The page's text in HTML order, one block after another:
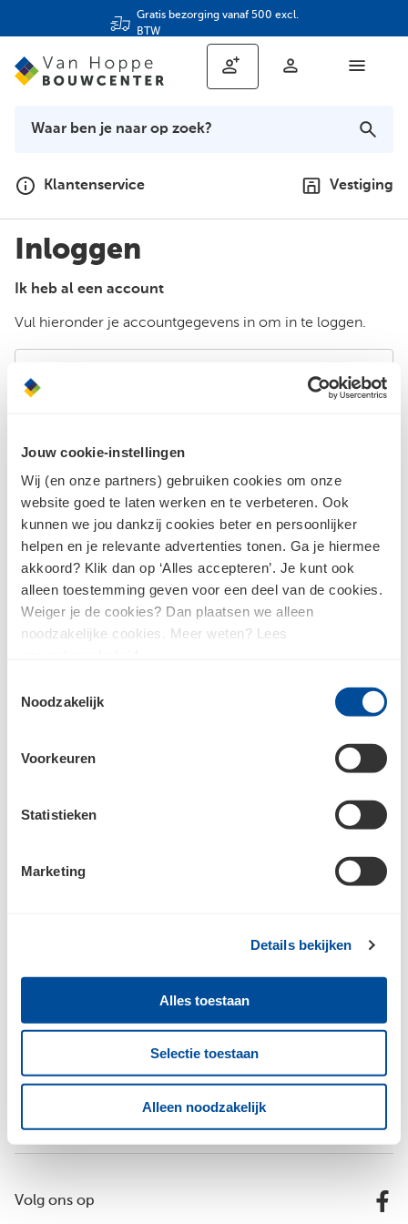
Jouw cookie-instellingen
Wij (en onze partners) gebruiken cookies om onze
website goed te laten werken en te verbeteren. Ook
kunnen we jou dankzij cookies beter en persoonlijker
helpen en je relevante advertenties tonen. Ga je hiermee
akkoord? Klik dan op ‘Alles accepteren’. Je kunt ook
alleen toestemming geven voor een deel van de cookies.
Weiger je de cookies? Dan plaatsen we alleen
noodzakelijke cookies. Meer weten? Lees
Noodzakelijk
Voorkeuren
Statistieken
Marketing
Details bekijken
Alles toestaan
Selectie toestaan
Alleen noodzakelijk
Gratis bezorging vanaf 500 excl.
BTW
Klantenservice Vestiging
Inloggen
Ik heb al een account
Vul hieronder je accountgegevens in om in te loggen.
Inloggen
Wachtwoord vergeten?
Als je nog geen account hebt bij Bouwcenter, dan moet je
Ik ben nog geen klant en wil me
Volg ons op